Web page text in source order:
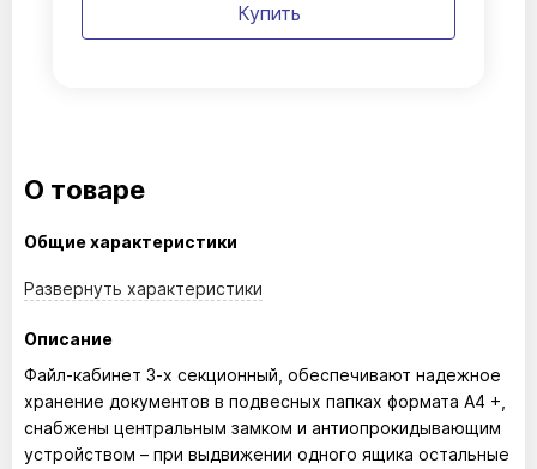
Купить
О товаре
Общие характеристики
Развернуть характеристики
Описание
Файл-кабинет 3-х секционный, обеспечивают надежное
хранение документов в подвесных папках формата А4 +,
снабжены центральным замком и антиопрокидывающим
устройством – при выдвижении одного ящика остальные